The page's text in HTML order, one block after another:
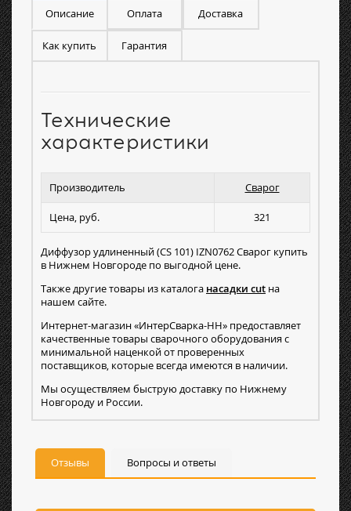
Описание Оплата Доставка
Как купить Гарантия
Технические
характеристики
Производитель Сварог
Цена, руб. 321
Диффузор удлиненный (CS 101) IZN0762 Сварог купить
в Нижнем Новгороде по выгодной цене.
Также другие товары из каталога насадки cut на
нашем сайте.
Интернет-магазин «ИнтерСварка-НН» предоставляет
качественные товары сварочного оборудования с
минимальной наценкой от проверенных
поставщиков, которые всегда имеются в наличии.
Мы осуществляем быструю доставку по Нижнему
Новгороду и России.
Отзывы Вопросы и ответы